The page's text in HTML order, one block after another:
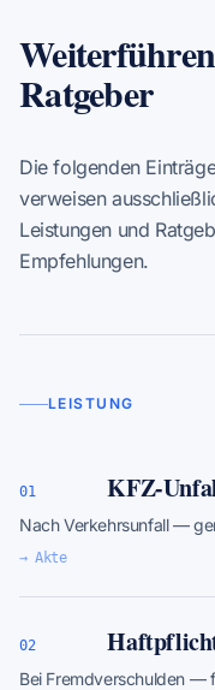
Ratgeber
Die folgenden
verweisen
Leistungen und
Empfehlungen.
LEISTUNG
01 KFZ-
Nach Verkehrsunfall —
→ Akte
02
Bei Fremdverschulden —